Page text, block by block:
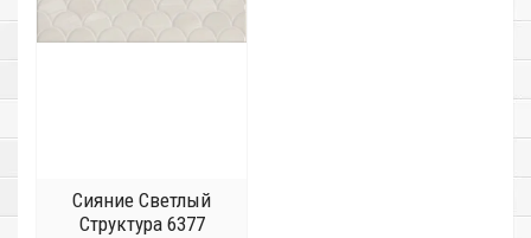
Сияние Светлый
Структура 6377